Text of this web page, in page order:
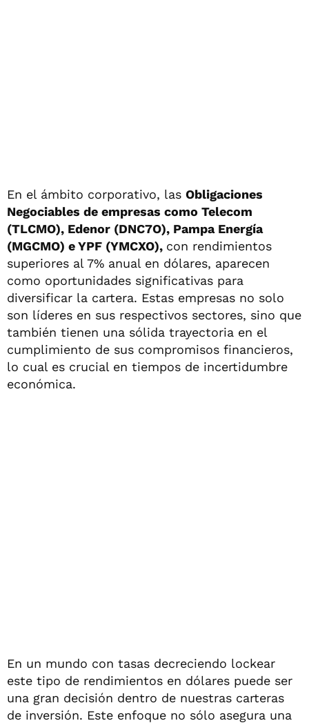
En el ámbito corporativo, las Obligaciones
Negociables de empresas como Telecom
(TLCMO), Edenor (DNC7O), Pampa Energía
(MGCMO) e YPF (YMCXO), con rendimientos
superiores al 7% anual en dólares, aparecen
como oportunidades significativas para
diversificar la cartera. Estas empresas no solo
son líderes en sus respectivos sectores, sino que
también tienen una sólida trayectoria en el
cumplimiento de sus compromisos financieros,
lo cual es crucial en tiempos de incertidumbre
económica.
En un mundo con tasas decreciendo lockear
este tipo de rendimientos en dólares puede ser
una gran decisión dentro de nuestras carteras
de inversión. Este enfoque no sólo asegura una